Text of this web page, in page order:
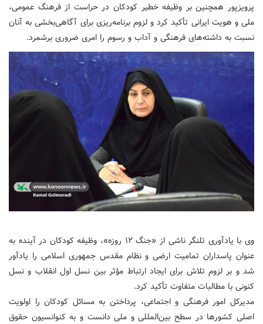
پرویزپور همچنین بر وظیفه خطیر کودکان در حراست از فرهنگ عمومی،
ملی و هویت ایرانی تأکید کرد و لزوم برنامه‌ریزی برای آگاهی‌بخشی به آنان
نسبت به داشته‌های فرهنگی و آداب و رسوم را امری ضروری برشمرد.
وی با یادآوری تلنگر ناشی از «جنگ ۱۲ روزه»، وظیفه کودکان در آینده به
عنوان پاسداران تمامیت ارضی و نظام مقدس جمهوری اسلامی را یادآور
شد و بر لزوم تلاش برای ایجاد ارتباط مؤثر بین نسل اول انقلاب و نسل
کنونی با مطالبات متفاوت تأکید کرد.
مدیرکل امور فرهنگی و اجتماعی، پرداختن به مسائل کودکان را اولویت
اصلی کشورها در سطح بین‌المللی و ملی دانست و به کنوانسیون حقوق